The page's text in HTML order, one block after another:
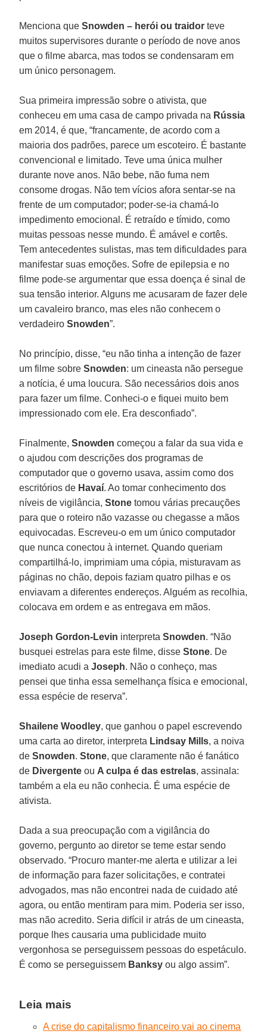
Menciona queSnowden – herói ou traidor teve
muitos supervisores durante o período de nove anos
que o filme abarca, mas todos se condensaram em
um único personagem.
Sua primeira impressão sobre o ativista, que
conheceu em uma casa de campo privada na Rússia
em 2014, é que, “francamente, de acordo com a
maioria dos padrões, parece um escoteiro. É bastante
convencional e limitado. Teve uma única mulher
durante nove anos. Não bebe, não fuma nem
consome drogas. Não tem vícios afora sentar-se na
frente de um computador; poder-se-ia chamá-lo
impedimento emocional. É retraído e tímido, como
muitas pessoas nesse mundo. É amável e cortês.
Tem antecedentes sulistas, mas tem dificuldades para
manifestar suas emoções. Sofre de epilepsia e no
filme pode-se argumentar que essa doença é sinal de
sua tensão interior. Alguns me acusaram de fazer dele
um cavaleiro branco, mas eles não conhecem o
verdadeiroSnowden”.
No princípio, disse, “eu não tinha a intenção de fazer
um filme sobreSnowden: um cineasta não persegue
a notícia, é uma loucura. São necessários dois anos
para fazer um filme. Conheci-o e fiquei muito bem
impressionado com ele. Era desconfiado”.
Finalmente,Snowden começou a falar da sua vida e
o ajudou com descrições dos programas de
computador que o governo usava, assim como dos
escritórios de Havaí. Ao tomar conhecimento dos
níveis de vigilância,Stone tomou várias precauções
para que o roteiro não vazasse ou chegasse a mãos
equivocadas. Escreveu-o em um único computador
que nunca conectou à internet. Quando queriam
compartilhá-lo, imprimiam uma cópia, misturavam as
páginas no chão, depois faziam quatro pilhas e os
enviavam a diferentes endereços. Alguém as recolhia,
colocava em ordem e as entregava em mãos.
Joseph Gordon-Levin interpretaSnowden. “Não
busquei estrelas para este filme, disseStone. De
imediato acudi aJoseph. Não o conheço, mas
pensei que tinha essa semelhança física e emocional,
essa espécie de reserva”.
Shailene Woodley, que ganhou o papel escrevendo
uma carta ao diretor, interpreta Lindsay Mills, a noiva
deSnowden.Stone, que claramente não é fanático
de Divergente ou A culpa é das estrelas, assinala:
também a ela eu não conhecia. É uma espécie de
ativista.
Dada a sua preocupação com a vigilância do
governo, pergunto ao diretor se teme estar sendo
observado. “Procuro manter-me alerta e utilizar a lei
de informação para fazer solicitações, e contratei
advogados, mas não encontrei nada de cuidado até
agora, ou então mentiram para mim. Poderia ser isso,
mas não acredito. Seria difícil ir atrás de um cineasta,
porque lhes causaria uma publicidade muito
vergonhosa se perseguissem pessoas do espetáculo.
É como se perseguissem Banksy ou algo assim”.
Leia mais
A crise do capitalismo financeiro vai ao cinema